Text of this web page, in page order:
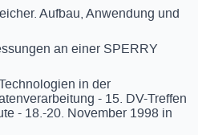
Aufbau, Anwendung und
an einer SPERRY
in der
- 15. DV-Treffen
- 18.-20. November 1998 in